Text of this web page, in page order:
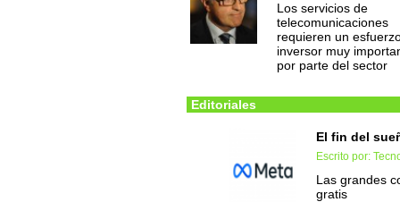
Los servicios de
telecomunicaciones
requieren un
inversor muy
por parte del sector
Editoriales
El fin del
Escrito por:
Las grandes
gratis